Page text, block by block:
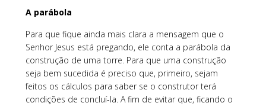
A parábola
Para que fique ainda mais clara a mensagem que o
Senhor Jesus está pregando, ele conta a parábola da
construção de uma torre. Para que uma construção
seja bem sucedida é preciso que, primeiro, sejam
feitos os cálculos para saber se o construtor terá
condições de concluí-la. A fim de evitar que, ficando o